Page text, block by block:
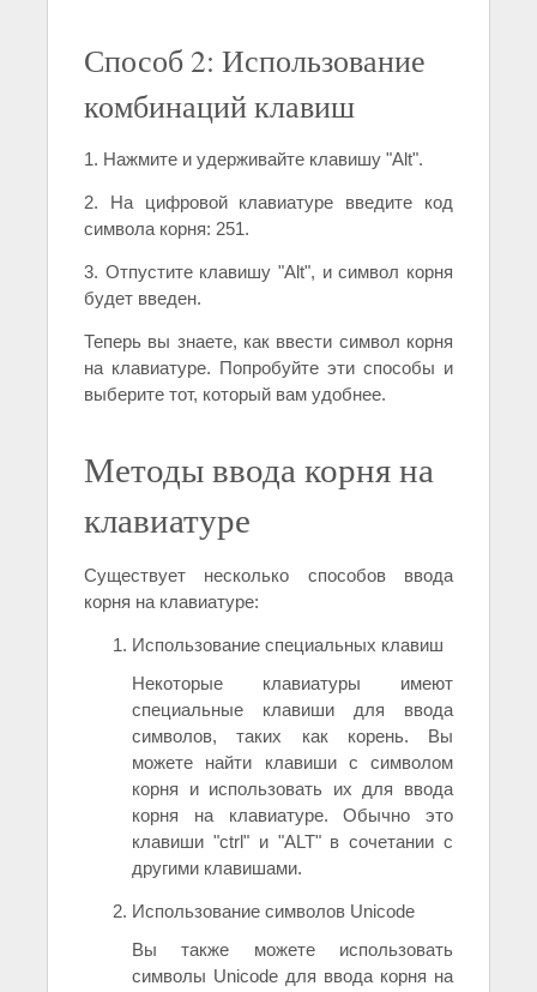
Способ 2: Использование
комбинаций клавиш
1. Нажмите и удерживайте клавишу "Alt".
2. На цифровой клавиатуре введите код
символа корня: 251.
3. Отпустите клавишу "Alt", и символ корня
будет введен.
Теперь вы знаете, как ввести символ корня
на клавиатуре. Попробуйте эти способы и
выберите тот, который вам удобнее.
Методы ввода корня на
клавиатуре
Существует несколько способов ввода
корня на клавиатуре:
Использование специальных клавиш
Некоторые клавиатуры имеют
специальные клавиши для ввода
символов, таких как корень. Вы
можете найти клавиши с символом
корня и использовать их для ввода
корня на клавиатуре. Обычно это
клавиши "ctrl" и "ALT" в сочетании с
другими клавишами.
Использование символов Unicode
Вы также можете использовать
символы Unicode для ввода корня на